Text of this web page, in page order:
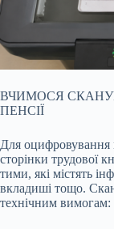
ВЧИМОСЯ
ПЕНСІЇ
Для оцифровування
сторінки трудової
тими, які містять
вкладиші тощо.
технічним вимогам: